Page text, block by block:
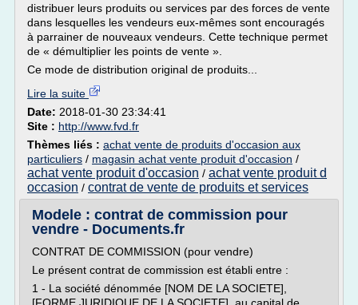
distribuer leurs produits ou services par des forces de vente
dans lesquelles les vendeurs eux-mêmes sont encouragés
à parrainer de nouveaux vendeurs. Cette technique permet
de « démultiplier les points de vente ».
Ce mode de distribution original de produits...
Lire la suite
Date: 2018-01-30 23:34:41
Site : http://www.fvd.fr
Thèmes liés : achat vente de produits d'occasion aux
particuliers / magasin achat vente produit d'occasion /
achat vente produit d'occasion / achat vente produit d
occasion / contrat de vente de produits et services
Modele : contrat de commission pour
vendre - Documents.fr
CONTRAT DE COMMISSION (pour vendre)
Le présent contrat de commission est établi entre :
1 - La société dénommée [NOM DE LA SOCIETE],